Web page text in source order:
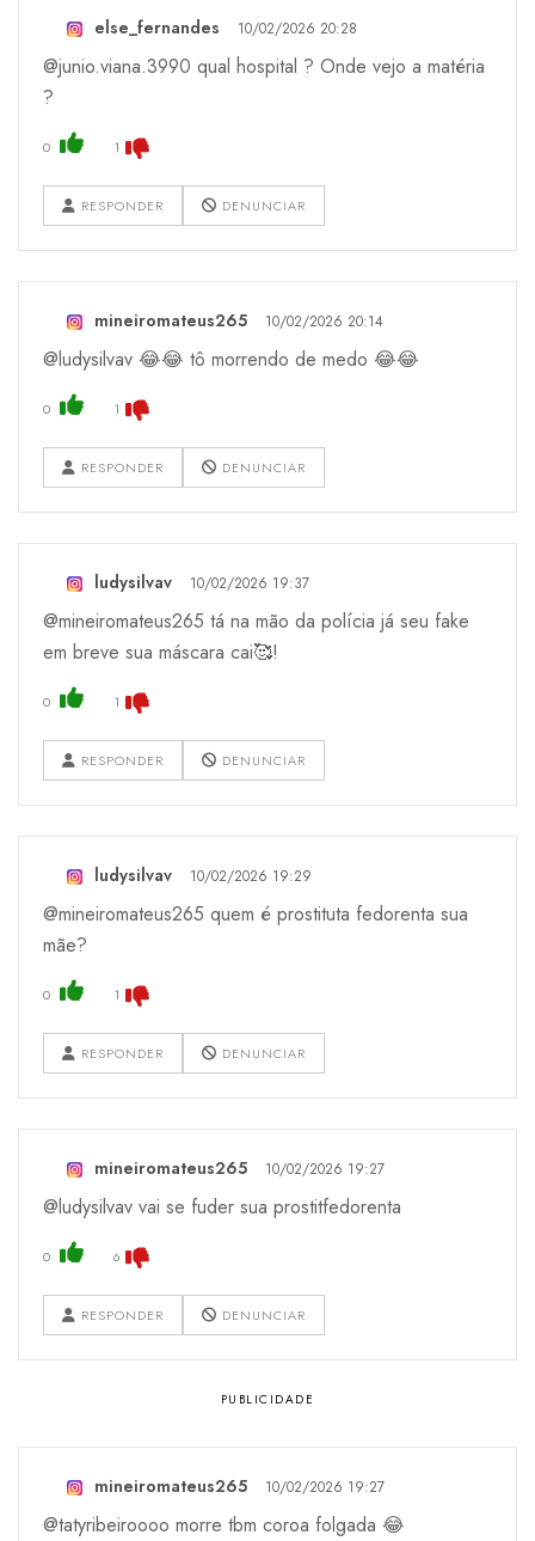
else_fernandes 10/02/2026 20:28
@junio.viana.3990 qual hospital ? Onde vejo a matéria
?
0 1
RESPONDER DENUNCIAR
mineiromateus265 10/02/2026 20:14
@ludysilvav 😂😂 tô morrendo de medo 😂😂
0 1
RESPONDER DENUNCIAR
ludysilvav 10/02/2026 19:37
@mineiromateus265 tá na mão da polícia já seu fake
em breve sua máscara cai🥰!
0 1
RESPONDER DENUNCIAR
ludysilvav 10/02/2026 19:29
@mineiromateus265 quem é prostituta fedorenta sua
mãe?
0 1
RESPONDER DENUNCIAR
mineiromateus265 10/02/2026 19:27
@ludysilvav vai se fuder sua prostitfedorenta
0 6
RESPONDER DENUNCIAR
mineiromateus265 10/02/2026 19:27
@tatyribeiroooo morre tbm coroa folgada 😂